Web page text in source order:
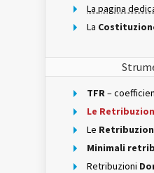
La pagina
La
TFR–
Le
Le
Minimali
Retribuzioni